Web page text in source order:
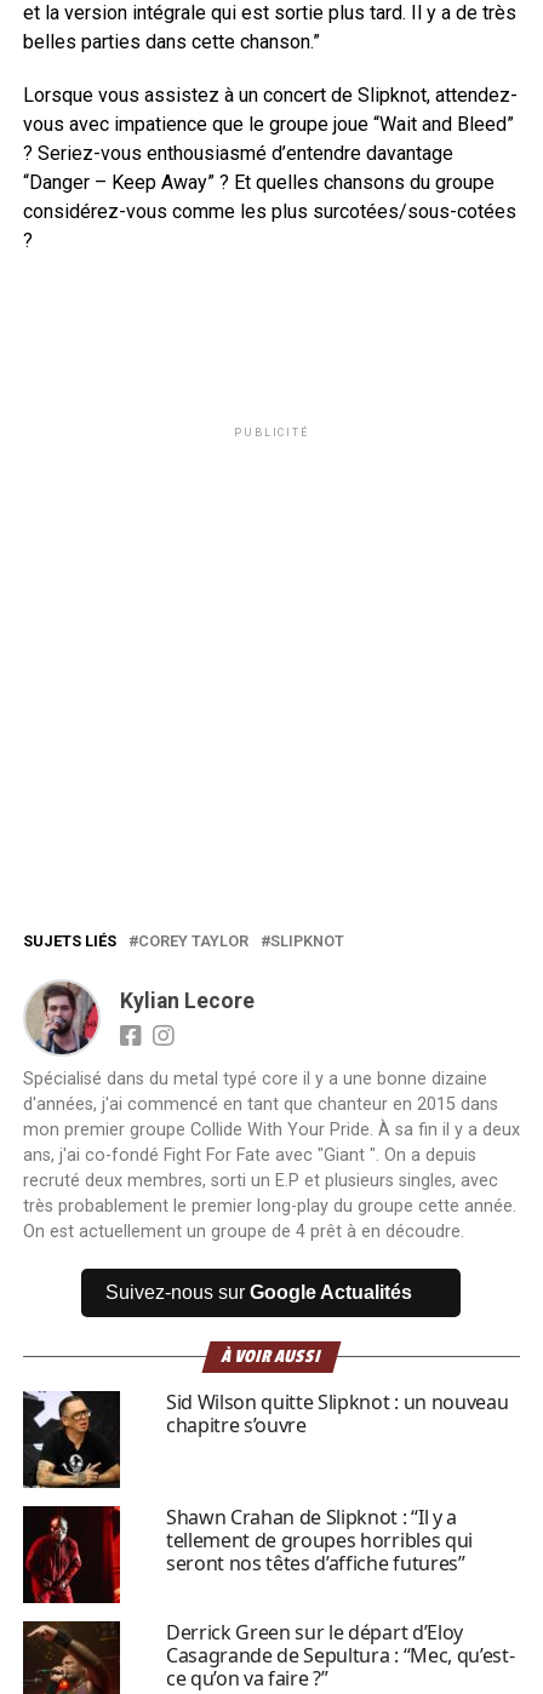
et la version intégrale qui est sortie plus tard. Il y a de très
belles parties dans cette chanson.”
Lorsque vous assistez à un concert de Slipknot, attendez-
vous avec impatience que le groupe joue “Wait and Bleed”
? Seriez-vous enthousiasmé d’entendre davantage
“Danger – Keep Away” ? Et quelles chansons du groupe
considérez-vous comme les plus surcotées/sous-cotées
?
PUBLICITÉ
SUJETS LIÉS COREY TAYLOR SLIPKNOT
Kylian Lecore
Spécialisé dans du metal typé core il y a une bonne dizaine
d'années, j'ai commencé en tant que chanteur en 2015 dans
mon premier groupe Collide With Your Pride. À sa fin il y a deux
ans, j'ai co-fondé Fight For Fate avec "Giant ". On a depuis
recruté deux membres, sorti un E.P et plusieurs singles, avec
très probablement le premier long-play du groupe cette année.
On est actuellement un groupe de 4 prêt à en découdre.
Suivez-nous surGoogle Actualités
À VOIR AUSSI
Sid Wilson quitte Slipknot : un nouveau
chapitre s’ouvre
Shawn Crahan de Slipknot : “Il y a
tellement de groupes horribles qui
seront nos têtes d’affiche futures”
Derrick Green sur le départ d’Eloy
Casagrande de Sepultura : “Mec, qu’est-
ce qu’on va faire ?”